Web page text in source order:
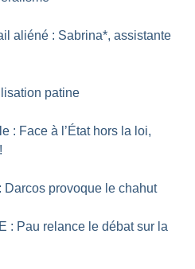
aliéné : Sabrina*, assistante
patine
: Face à l’État hors la loi,
!
Darcos provoque le chahut
: Pau relance le débat sur la